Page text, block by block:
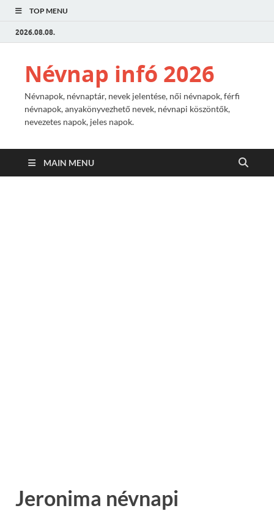
TOP MENU
2026.08.08.
Névnap infó 2026
Névnapok, névnaptár, nevek jelentése, női névnapok, férfi
névnapok, anyakönyvezhető nevek, névnapi köszöntők,
nevezetes napok, jeles napok.
MAIN MENU
Jeronima névnapi